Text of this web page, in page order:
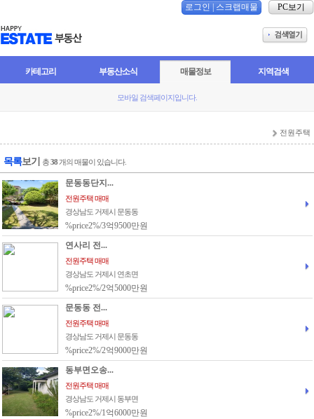
로그인 스크랩매물 PC보기
카테고리 부동산소식 매물정보 지역검색
모바일 검색페이지입니다.
전원주택
목록보기 총38 개의 매물이 있습니다.
문동동단지...
전원주택 매매
경상남도 거제시 문동동
%price2%/3억9500만원
연사리 전...
전원주택 매매
경상남도 거제시 연초면
%price2%/2억5000만원
문동동 전...
전원주택 매매
경상남도 거제시 문동동
%price2%/2억9000만원
동부면오송...
전원주택 매매
경상남도 거제시 동부면
%price2%/1억6000만원